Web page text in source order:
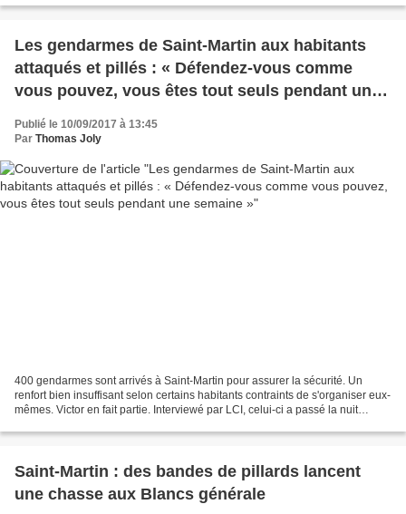
Les gendarmes de Saint-Martin aux habitants
attaqués et pillés : « Défendez-vous comme
vous pouvez, vous êtes tout seuls pendant une
Publié le 10/09/2017 à 13:45
Par Thomas Joly
400 gendarmes sont arrivés à Saint-Martin pour assurer la sécurité. Un
renfort bien insuffisant selon certains habitants contraints de s'organiser eux-
mêmes. Victor en fait partie. Interviewé par LCI, celui-ci a passé la nuit
Saint-Martin : des bandes de pillards lancent
une chasse aux Blancs générale